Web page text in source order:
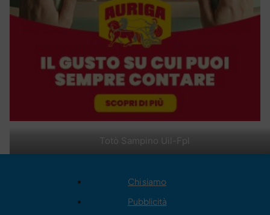
Totò Sampino Uil-Fpl
Chi siamo
Pubblicità